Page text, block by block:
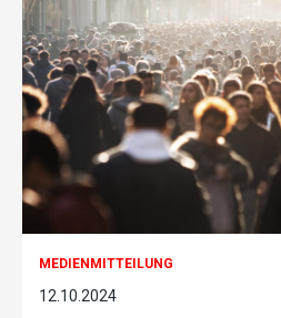
MEDIENMITTEILUNG
12.10.2024